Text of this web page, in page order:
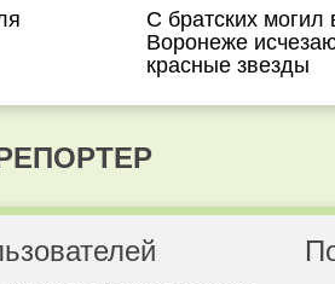
С братских могил
Воронеже
красные звезды